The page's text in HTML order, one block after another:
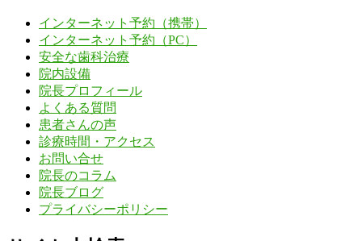
インターネット予約（携帯）
インターネット予約（PC）
安全な歯科治療
院内設備
院長プロフィール
よくある質問
患者さんの声
診療時間・アクセス
お問い合せ
院長のコラム
院長ブログ
プライバシーポリシー